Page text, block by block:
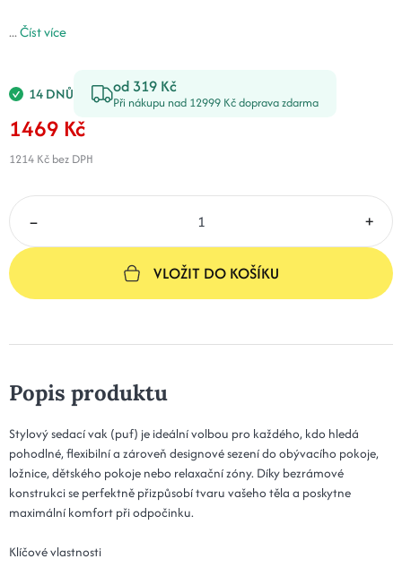
...Číst více
14 DNŮ od 319 Kč
Při nákupu nad 12999 Kč doprava zdarma
1469 Kč
1214 Kč bez DPH
– +
VLOŽIT DO KOŠÍKU
Popis produktu
Stylový sedací vak (puf) je ideální volbou pro každého, kdo hledá
pohodlné, flexibilní a zároveň designové sezení do obývacího pokoje,
ložnice, dětského pokoje nebo relaxační zóny. Díky bezrámové
konstrukci se perfektně přizpůsobí tvaru vašeho těla a poskytne
maximální komfort při odpočinku.
Klíčové vlastnosti